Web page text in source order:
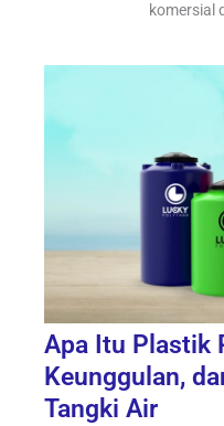
komersial
Apa Itu Plastik
Keunggulan,
Tangki Air